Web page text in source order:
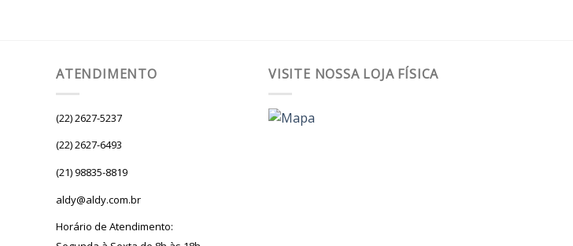
ATENDIMENTO
(22) 2627-5237
(22) 2627-6493
(21) 98835-8819
aldy@aldy.com.br
Horário de Atendimento:
VISITE NOSSA LOJA FÍSICA